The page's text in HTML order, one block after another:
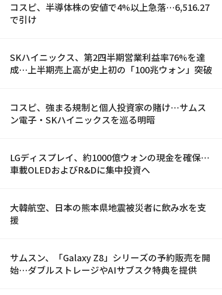
コスピ、半導体株の安値で4%以上急落…6,516.27
で引け
SKハイニックス、第2四半期営業利益率76%を達
成…上半期売上高が史上初の「100兆ウォン」突破
コスピ、強まる規制と個人投資家の賭け…サムス
ン電子・SKハイニックスを巡る明暗
LGディスプレイ、約1000億ウォンの現金を確保…
車載OLEDおよびR&Dに集中投資へ
大韓航空、日本の熊本県地震被災者に飲み水を支
援
サムスン、「Galaxy Z8」シリーズの予約販売を開
始…ダブルストレージやAIサブスク特典を提供